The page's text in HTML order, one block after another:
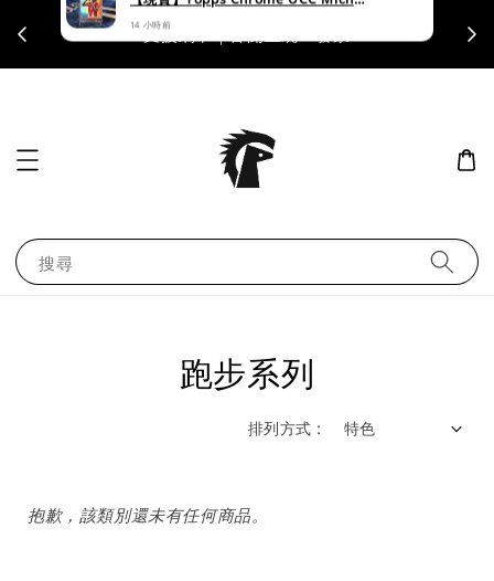
支援刷卡｜皆開立統一發票
搜尋
跑步系列
排列方式 :
抱歉，該類別還未有任何商品。
陳***已購買了